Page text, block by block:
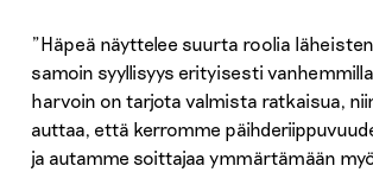
”Häpeä näyttelee suurta roolia
samoin syyllisyys erityisesti
harvoin on tarjota valmista ratkaisua,
auttaa, että kerromme
ja autamme soittajaa ymmärtämään